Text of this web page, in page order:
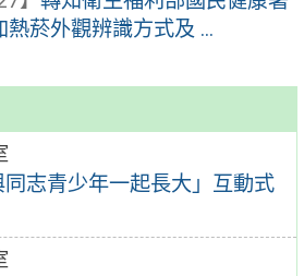
同志青少年一起長大」互動式
菸外觀辨識方式及 ...